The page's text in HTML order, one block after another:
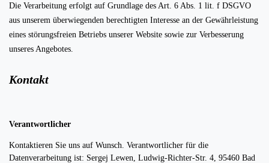
Die Verarbeitung erfolgt auf Grundlage des Art. 6 Abs. 1 lit. f DSGVO
aus unserem überwiegenden berechtigten Interesse an der Gewährleistung
eines störungsfreien Betriebs unserer Website sowie zur Verbesserung
unseres Angebotes.
Kontakt
Verantwortlicher
Kontaktieren Sie uns auf Wunsch. Verantwortlicher für die
Datenverarbeitung ist: Sergej Lewen, Ludwig-Richter-Str. 4, 95460 Bad